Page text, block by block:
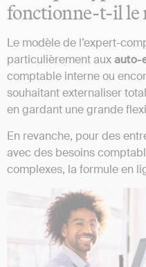
fonctionne-t-il le
Le modèle de l’expert-
particulièrement auxauto-
comptable interne ou
souhaitant externaliser
en gardant une grande
En revanche, pour des
avec des besoins
complexes, la formule en